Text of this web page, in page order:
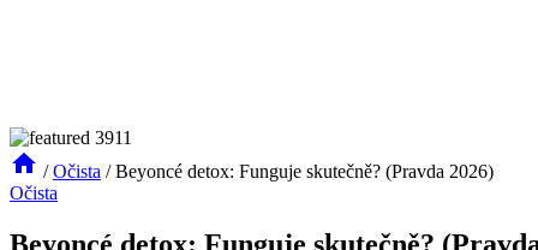
/ Očista / Beyoncé detox: Funguje skutečně? (Pravda 2026)
Očista